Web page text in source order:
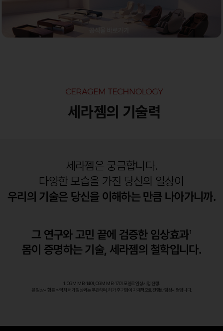
세라젬은 궁금합니다.
다양한 모습을 가진 당신의 일상이
우리의 기술은 당신을 이해하는 만큼 나아가니까.
그 연구와 고민 끝에 검증한 임상효과1
몸이 증명하는 기술, 세라젬의 철학입니다.
1. CGM MB-1401, CGM MB-1701 모델로 임상시험 진행.
본 임상시험은 식약처 허가 임상과는 무관하며, 허가 후 기업이 자체적으로 진행한 임상시험입니다.